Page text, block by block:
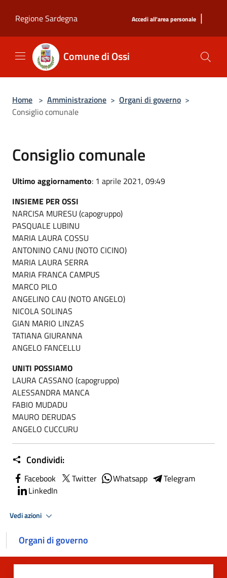
Regione Sardegna
Accedi all'area personale |
Comune di Ossi
Home > Amministrazione > Organi di governo >
Consiglio comunale
Consiglio comunale
Ultimo aggiornamento: 1 aprile 2021, 09:49
INSIEME PER OSSI
NARCISA MURESU (capogruppo)
PASQUALE LUBINU
MARIA LAURA COSSU
ANTONINO CANU (NOTO CICINO)
MARIA LAURA SERRA
MARIA FRANCA CAMPUS
MARCO PILO
ANGELINO CAU (NOTO ANGELO)
NICOLA SOLINAS
GIAN MARIO LINZAS
TATIANA GIURANNA
ANGELO FANCELLU
UNITI POSSIAMO
LAURA CASSANO (capogruppo)
ALESSANDRA MANCA
FABIO MUDADU
MAURO DERUDAS
ANGELO CUCCURU
Condividi:
Facebook Twitter Whatsapp
Telegram
LinkedIn
Vedi azioni
Organi di governo